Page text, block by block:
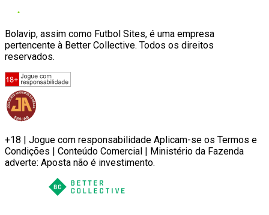
Bolavip, assim como Futbol Sites, é uma empresa
pertencente à Better Collective. Todos os direitos
reservados.
+18 | Jogue com responsabilidade Aplicam-se os Termos e
Condições | Conteúdo Comercial | Ministério da Fazenda
adverte: Aposta não é investimento.